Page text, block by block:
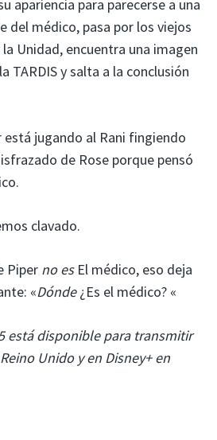
apariencia para parecerse a una
del médico, pasa por los viejos
Unidad, encuentra una imagen
TARDIS y salta a la conclusión
está jugando al Rani fingiendo
de Rose porque pensó
clavado.
Piper no esEl médico, eso deja
«Dónde¿Es el médico? «
está disponible para transmitir
Unido y en Disney+ en